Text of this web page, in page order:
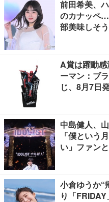
前田希美、
のカナッペ
部美味しそ
A賞は躍動
ーマン：ブ
じ、8月7日
中島健人、
「僕という
い」ファン
小倉ゆうか“
り「